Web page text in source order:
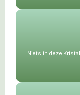
Niets in deze